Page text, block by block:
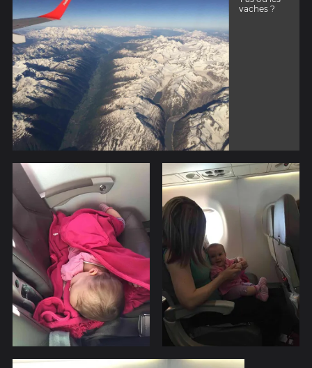
vaches ?